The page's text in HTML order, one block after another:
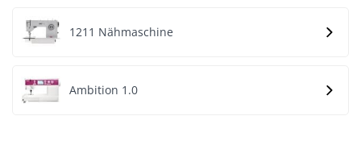
1211 Nähmaschine
Ambition 1.0